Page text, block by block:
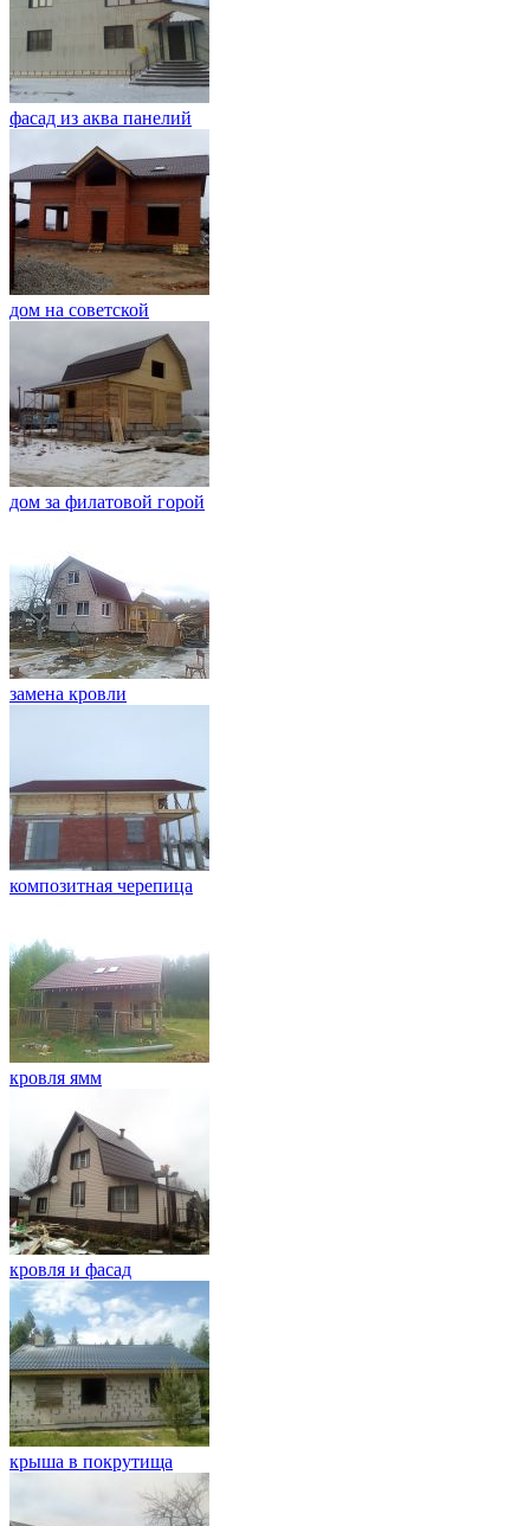
фасад из аква панелий
дом на советской
дом за филатовой горой
замена кровли
композитная черепица
кровля ямм
кровля и фасад
крыша в покрутища